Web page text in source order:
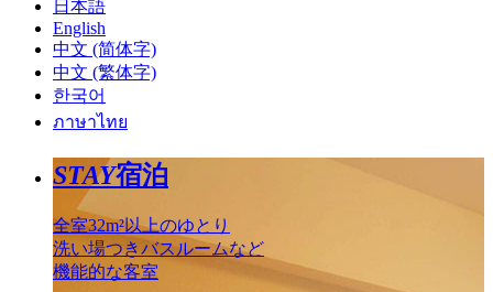
日本語
English
中文 (简体字)
中文 (繁体字)
한국어
ภาษาไทย
STAY宿泊
全室32m²以上のゆとり
洗い場つきバスルームなど
機能的な客室